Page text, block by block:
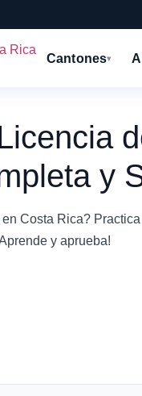
Cantones▾
y
Costa Rica?
y aprueba!